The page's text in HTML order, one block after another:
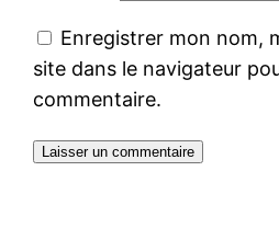
Enregistrer mon nom,
site dans le navigateur
commentaire.